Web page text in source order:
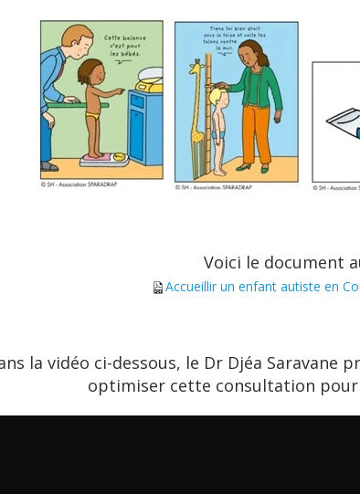
Voici le document
Accueillir un enfant autiste en
la vidéo ci-dessous, le Dr Djéa
optimiser cette consultation pour